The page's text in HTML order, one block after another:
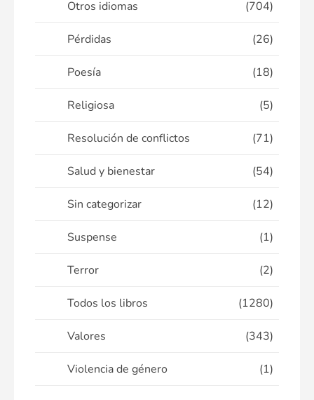
Otros idiomas (704)
Pérdidas (26)
Poesía (18)
Religiosa (5)
Resolución de conflictos (71)
Salud y bienestar (54)
Sin categorizar (12)
Suspense (1)
Terror (2)
Todos los libros (1280)
Valores (343)
Violencia de género (1)